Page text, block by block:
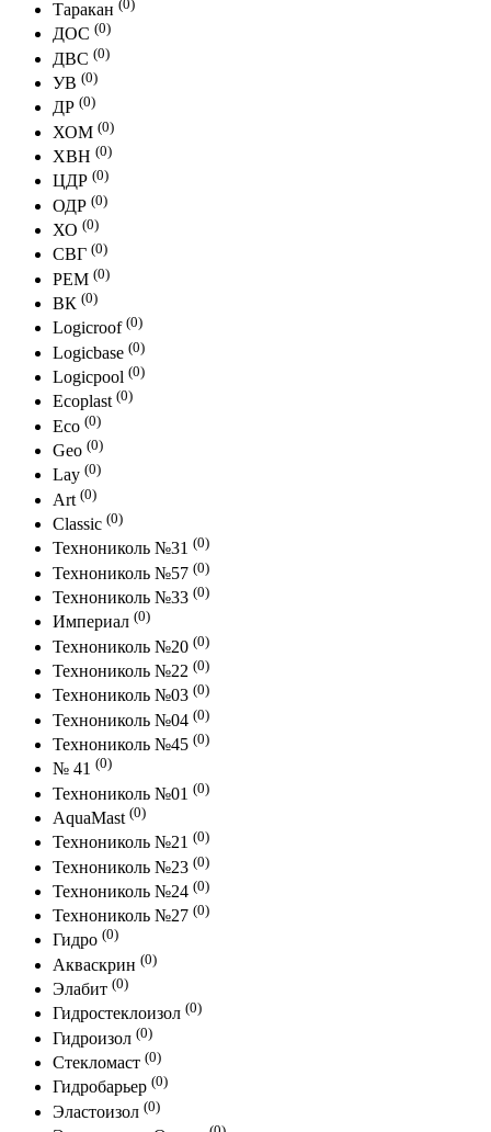
Таракан (0)
ДОС (0)
ДВС (0)
УВ (0)
ДР (0)
ХОМ (0)
ХВН (0)
ЦДР (0)
ОДР (0)
ХО (0)
СВГ (0)
РЕМ (0)
ВК (0)
Logicroof (0)
Logicbase (0)
Logicpool (0)
Ecoplast (0)
Eco (0)
Geo (0)
Lay (0)
Art (0)
Classic (0)
Технониколь №31 (0)
Технониколь №57 (0)
Технониколь №33 (0)
Империал (0)
Технониколь №20 (0)
Технониколь №22 (0)
Технониколь №03 (0)
Технониколь №04 (0)
Технониколь №45 (0)
№ 41 (0)
Технониколь №01 (0)
AquaMast (0)
Технониколь №21 (0)
Технониколь №23 (0)
Технониколь №24 (0)
Технониколь №27 (0)
Гидро (0)
Акваскрин (0)
Элабит (0)
Гидростеклоизол (0)
Гидроизол (0)
Стекломаст (0)
Гидробарьер (0)
Эластоизол (0)